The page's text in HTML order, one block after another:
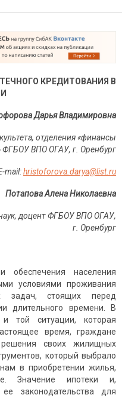
КРЕДИТОВАНИЯ В
Дарья Владимировна
отделения «финансы
ФГБОУ ВПО ОГАУ, г. Оренбург
-mail:hristoforova darya@list.ru
Потапова Алена Николаевна
доцент ФГБОУ ВПО ОГАУ,
г. Оренбург
населения
условиями проживания
задач, стоящих перед
длительного времени. В
той ситуации, которая
время, граждане
своих жилищных
который выбрало
в приобретении жилья,
Значение ипотеки и,
ее законодательства для